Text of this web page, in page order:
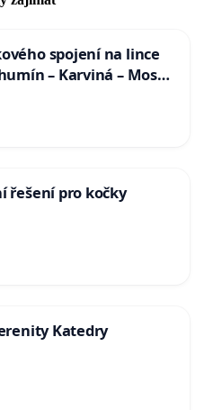
spojení na lince
– Karviná – Mosty
řešení pro kočky
Katedry